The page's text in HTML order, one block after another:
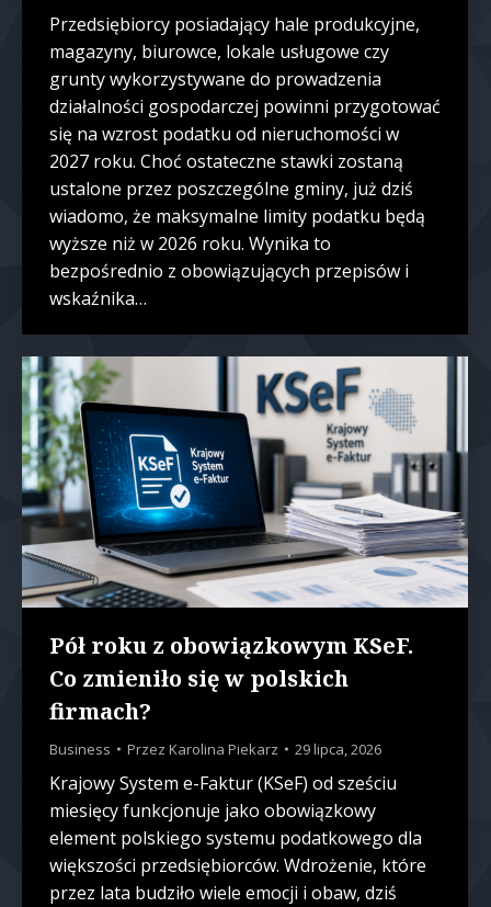
Przedsiębiorcy posiadający hale produkcyjne,
magazyny, biurowce, lokale usługowe czy
grunty wykorzystywane do prowadzenia
działalności gospodarczej powinni przygotować
się na wzrost podatku od nieruchomości w
2027 roku. Choć ostateczne stawki zostaną
ustalone przez poszczególne gminy, już dziś
wiadomo, że maksymalne limity podatku będą
wyższe niż w 2026 roku. Wynika to
bezpośrednio z obowiązujących przepisów i
wskaźnika…
Pół roku z obowiązkowym KSeF.
Co zmieniło się w polskich
firmach?
Business Przez Karolina Piekarz 29 lipca, 2026
Krajowy System e-Faktur (KSeF) od sześciu
miesięcy funkcjonuje jako obowiązkowy
element polskiego systemu podatkowego dla
większości przedsiębiorców. Wdrożenie, które
przez lata budziło wiele emocji i obaw, dziś